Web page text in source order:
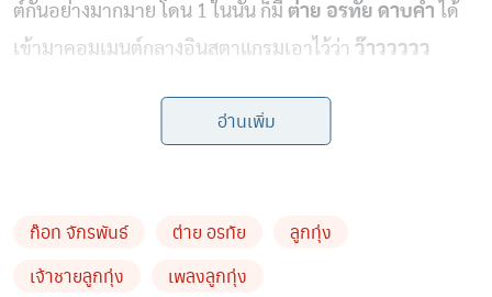
ต์กันอย่างมากมาย โดน 1 ในนั้น ก็มี ต่าย อรทัย ดาบคำ ได้
เข้ามาคอมเมนต์กลางอินสตาแกรมเอาไว้ว่า ว๊าววววว
อ่านเพิ่ม
ก๊อท จักรพันธ์ ต่าย อรทัย
ลูกทุ่ง
เจ้าชายลูกทุ่ง
เพลงลูกทุ่ง